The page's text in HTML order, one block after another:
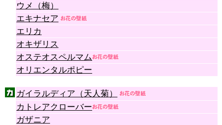
ウメ（梅）
エキナセア
エリカ
オキザリス
オステオスペルマム
オリエンタルポピー
ガイラルディア（天人菊）
カトレアクローバー
ガザニア